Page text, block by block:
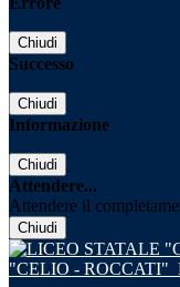
Chiudi
Successo
Chiudi
Informazione
Chiudi
Attendere...
Attendere il
Chiudi
"CELIO - ROCCATI"